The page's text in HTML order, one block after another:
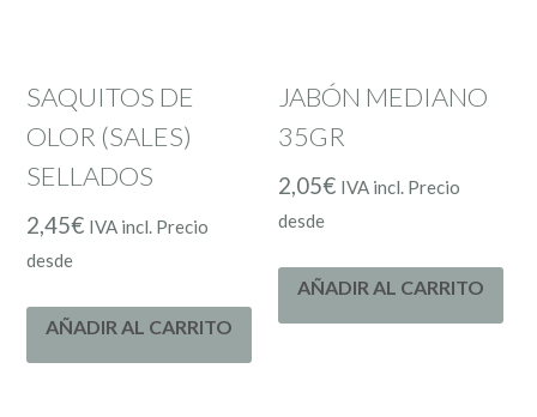
SAQUITOS DE
OLOR (SALES)
SELLADOS
2,45€ IVA incl. Precio
desde
AÑADIR AL CARRITO
JABÓN MEDIANO
35GR
2,05€ IVA incl. Precio
desde
AÑADIR AL CARRITO